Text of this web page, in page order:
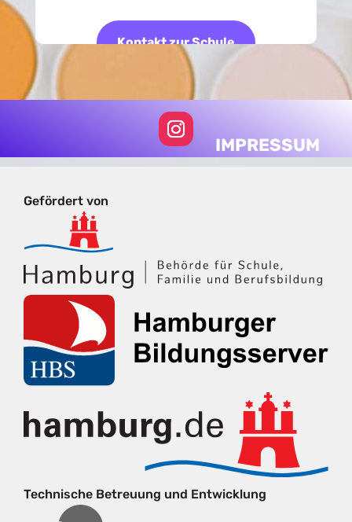
Kontakt zur Schule
IMPRESSUM
Gefördert von
Technische Betreuung und Entwicklung